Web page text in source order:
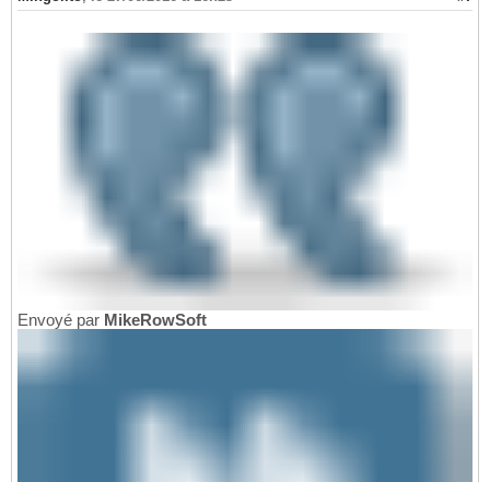
Envoyé par MikeRowSoft